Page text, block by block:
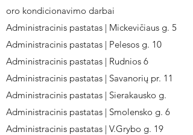
oro kondicionavimo darbai
Administracinis pastatas | Mickevičiaus g. 5
Administracinis pastatas | Pelesos g. 10
Administracinis pastatas | Rudnios 6
Administracinis pastatas | Savanorių pr. 11
Administracinis pastatas | Sierakausko g.
Administracinis pastatas | Smolensko g. 6
Administracinis pastatas | V.Grybo g. 19